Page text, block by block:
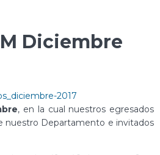
Diciembre
, en la cual nuestros egresados
nuestro Departamento e invitados